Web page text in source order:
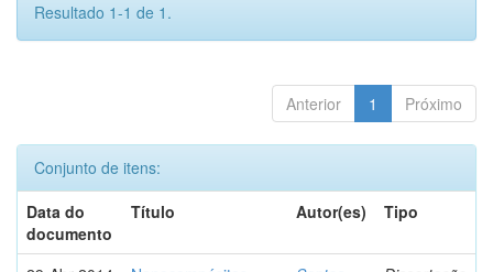
Resultado 1-1 de 1.
Anterior 1 Próximo
Conjunto de itens:
Data do
documento
Título Autor(es) Tipo